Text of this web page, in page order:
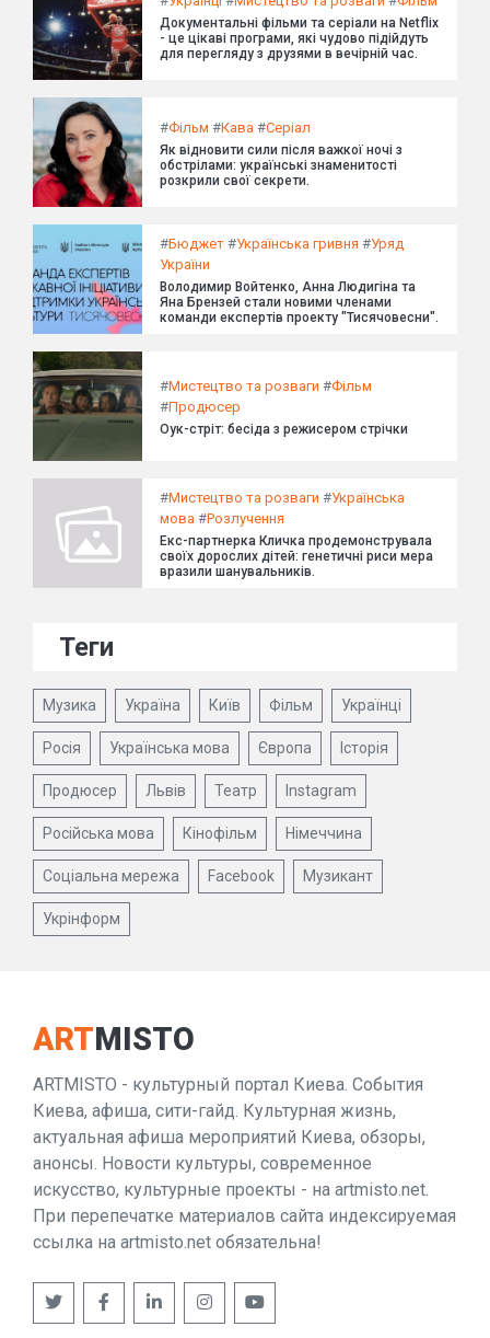
Документальні фільми та серіали на Netflix
- це цікаві програми, які чудово підійдуть
для перегляду з друзями в вечірній час.
#Фільм #Кава #Серіал
Як відновити сили після важкої ночі з
обстрілами: українські знаменитості
розкрили свої секрети.
#Бюджет #Українська гривня #Уряд
України
Володимир Войтенко, Анна Людигіна та
Яна Брензей стали новими членами
команди експертів проекту "Тисячовесни".
#Мистецтво та розваги #Фільм
#Продюсер
Оук-стріт: бесіда з режисером стрічки
#Мистецтво та розваги #Українська
мова #Розлучення
Екс-партнерка Кличка продемонструвала
своїх дорослих дітей: генетичні риси мера
вразили шанувальників.
Теги
Музика Україна Київ Фільм Українці
Росія Українська мова Європа Історія
Продюсер Львів Театр Instagram
Російська мова Кінофільм Німеччина
Соціальна мережа Facebook Музикант
Укрінформ
ARTMISTO
ARTMISTO - культурный портал Киева. События
Киева, афиша, сити-гайд. Культурная жизнь,
актуальная афиша мероприятий Киева, обзоры,
анонсы. Новости культуры, современное
искусство, культурные проекты - на artmisto.net.
При перепечатке материалов сайта индексируемая
ссылка на artmisto.net обязательна!